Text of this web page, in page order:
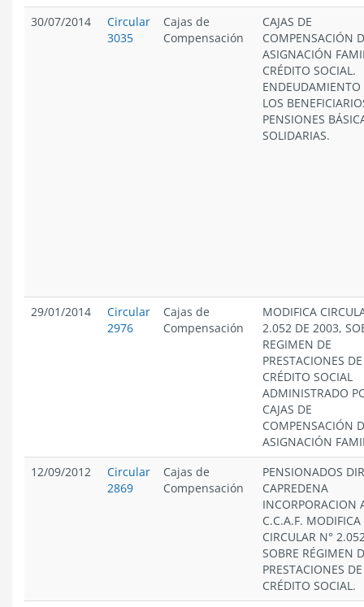
30/07/2014
Circular
3035
Cajas de
Compensación
CAJAS DE
COMPENSACIÓN
ASIGNACIÓN
CRÉDITO SOCIAL.
ENDEUDAMIENTO
LOS
PENSIONES
SOLIDARIAS.
29/01/2014
Circular
2976
Cajas de
Compensación
MODIFICA
2.052 DE 2003,
REGIMEN DE
PRESTACIONES DE
CRÉDITO SOCIAL
ADMINISTRADO
CAJAS DE
COMPENSACIÓN
ASIGNACIÓN
12/09/2012
Circular
2869
Cajas de
Compensación
PENSIONADOS
CAPREDENA
INCORPORACION
C.C.A.F. MODIFICA
CIRCULAR N°
SOBRE RÉGIMEN
PRESTACIONES DE
CRÉDITO SOCIAL.